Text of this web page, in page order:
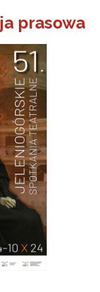
prasowa